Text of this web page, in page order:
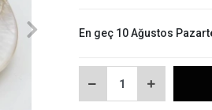
En geç 10 Ağustos